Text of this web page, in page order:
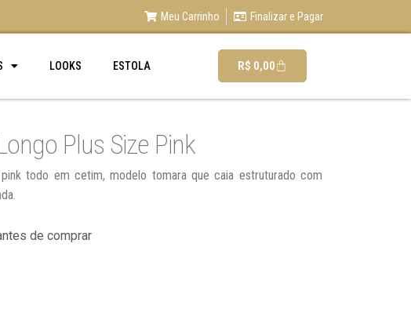
Meu Carrinho Finalizar e Pagar
LOOKS ESTOLA R$ 0,00
Plus Size Pink
todo em cetim, modelo tomara que caia estruturado com
de comprar